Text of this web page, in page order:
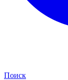
Поиск